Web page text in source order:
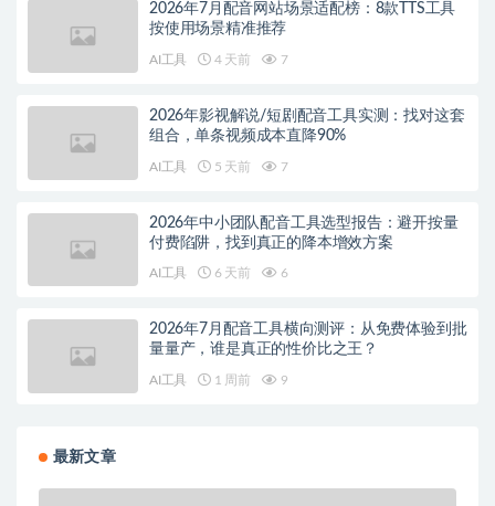
2026年7月配音网站场景适配榜：8款TTS工具
按使用场景精准推荐
AI工具 4 天前 7
2026年影视解说/短剧配音工具实测：找对这套
组合，单条视频成本直降90%
AI工具 5 天前 7
2026年中小团队配音工具选型报告：避开按量
付费陷阱，找到真正的降本增效方案
AI工具 6 天前 6
2026年7月配音工具横向测评：从免费体验到批
量量产，谁是真正的性价比之王？
AI工具 1 周前 9
最新文章